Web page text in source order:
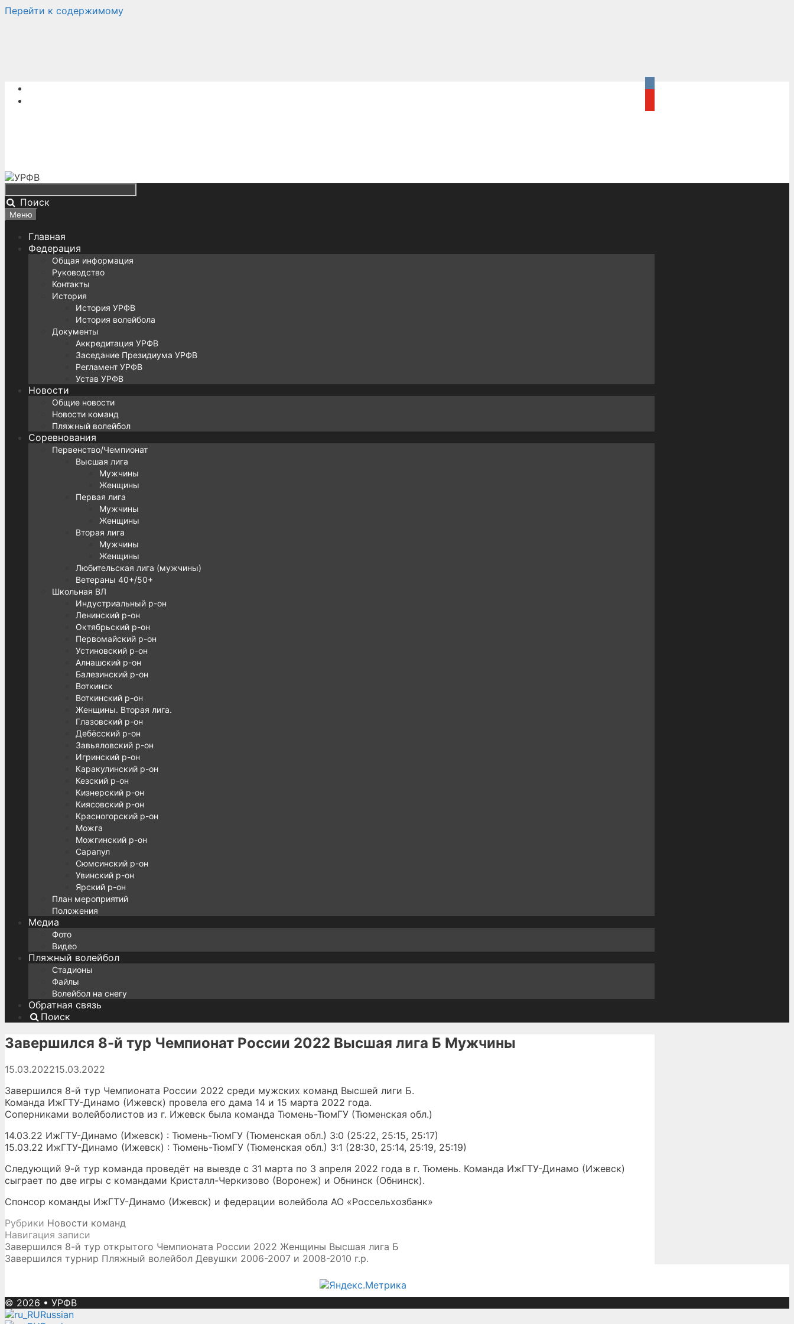
Перейти к содержимому
Поиск
Меню
Главная
Федерация
Общая информация
Руководство
Контакты
История
История УРФВ
История волейбола
Документы
Аккредитация УРФВ
Заседание Президиума УРФВ
Регламент УРФВ
Устав УРФВ
Новости
Общие новости
Новости команд
Пляжный волейбол
Соревнования
Первенство/Чемпионат
Высшая лига
Мужчины
Женщины
Первая лига
Мужчины
Женщины
Вторая лига
Мужчины
Женщины
Любительская лига (мужчины)
Ветераны 40+/50+
Школьная ВЛ
Индустриальный р-он
Ленинский р-он
Октябрьский р-он
Первомайский р-он
Устиновский р-он
Алнашский р-он
Балезинский р-он
Воткинск
Воткинский р-он
Женщины. Вторая лига.
Глазовский р-он
Дебёсский р-он
Завьяловский р-он
Игринский р-он
Каракулинский р-он
Кезский р-он
Кизнерский р-он
Киясовский р-он
Красногорский р-он
Можга
Можгинский р-он
Сарапул
Сюмсинский р-он
Увинский р-он
Ярский р-он
План мероприятий
Положения
Медиа
Фото
Видео
Пляжный волейбол
Стадионы
Файлы
Волейбол на снегу
Обратная связь
Поиск
Завершился 8-й тур Чемпионат России 2022 Высшая лига Б Мужчины
15.03.202215.03.2022
Завершился 8-й тур Чемпионата России 2022 среди мужских команд Высшей лиги Б.
Команда ИжГТУ-Динамо (Ижевск) провела его дама 14 и 15 марта 2022 года.
Соперниками волейболистов из г. Ижевск была команда Тюмень-ТюмГУ (Тюменская обл.)
14.03.22 ИжГТУ-Динамо (Ижевск) : Тюмень-ТюмГУ (Тюменская обл.) 3:0 (25:22, 25:15, 25:17)
15.03.22 ИжГТУ-Динамо (Ижевск) : Тюмень-ТюмГУ (Тюменская обл.) 3:1 (28:30, 25:14, 25:19, 25:19)
Следующий 9-й тур команда проведёт на выезде с 31 марта по 3 апреля 2022 года в г. Тюмень. Команда ИжГТУ-Динамо (Ижевск)
сыграет по две игры с командами Кристалл-Черкизово (Воронеж) и Обнинск (Обнинск).
Спонсор команды ИжГТУ-Динамо (Ижевск) и федерации волейбола АО «Россельхозбанк»
Рубрики Новости команд
Навигация записи
Завершился 8-й тур открытого Чемпионата России 2022 Женщины Высшая лига Б
Завершился турнир Пляжный волейбол Девушки 2006-2007 и 2008-2010 г.р.
© 2026 • УРФВ
Russian